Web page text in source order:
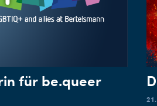
für be.queer